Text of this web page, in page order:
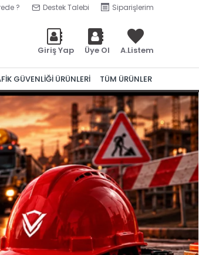
? Destek Talebi Siparişlerim
Giriş Yap Üye Ol A.Listem
GÜVENLİĞİ ÜRÜNLERİ TÜM ÜRÜNLER